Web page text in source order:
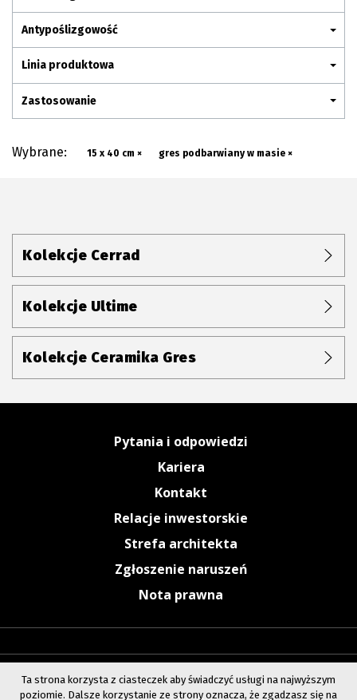
Antypoślizgowość
Linia produktowa
Zastosowanie
Wybrane: 15 x 40 cm × gres podbarwiany w masie ×
Kolekcje Cerrad
Kolekcje Ultime
Kolekcje Ceramika Gres
Pytania i odpowiedzi
Kariera
Kontakt
Relacje inwestorskie
Strefa architekta
Zgłoszenie naruszeń
Nota prawna
Ta strona korzysta z ciasteczek aby świadczyć usługi na najwyższym
poziomie. Dalsze korzystanie ze strony oznacza, że zgadzasz się na